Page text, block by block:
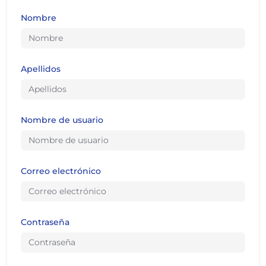
Nombre
Apellidos
Nombre de usuario
Correo electrónico
Contraseña